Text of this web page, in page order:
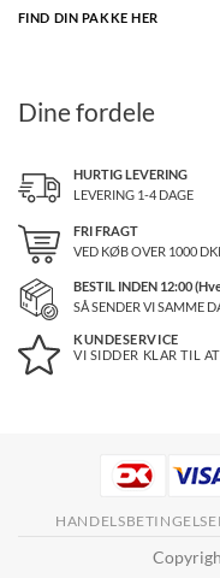
FIND DIN PAKKE HER
Dine fordele
HURTIG LEVERING
LEVERING 1-4 DAGE
FRI FRAGT
VED KØB OVER 1000
BESTIL INDEN 12:00
SÅ SENDER VI SAMME
KUNDESERVICE
VI SIDDER KLAR TIL